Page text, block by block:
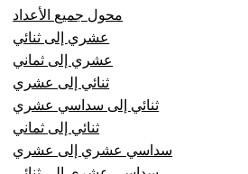
محول جميع الأعداد
عشري إلى ثنائي
عشري إلى ثماني
ثنائي إلى عشري
ثنائي إلى سداسي عشري
ثنائي إلى ثماني
سداسي عشري إلى عشري